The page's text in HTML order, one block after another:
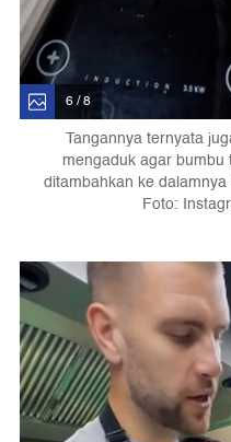
6 / 8
Tangannya ternyata
mengaduk agar
ditambahkan ke
Foto: